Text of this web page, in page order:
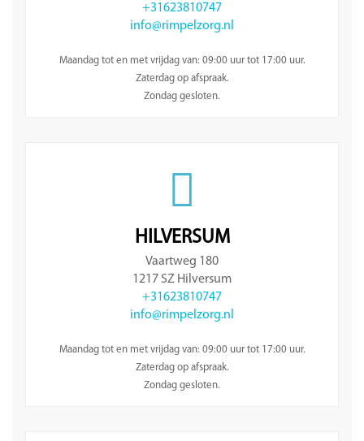
+31623810747
info@rimpelzorg.nl
Maandag tot en met vrijdag van: 09:00 uur tot 17:00 uur.
Zaterdag op afspraak.
Zondag gesloten.
HILVERSUM
Vaartweg 180
1217 SZ Hilversum
+31623810747
info@rimpelzorg.nl
Maandag tot en met vrijdag van: 09:00 uur tot 17:00 uur.
Zaterdag op afspraak.
Zondag gesloten.